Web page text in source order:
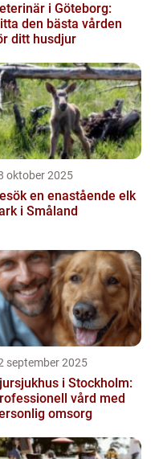
i Göteborg:
den bästa vården
ditt husdjur
oktober 2025
en enastående elk
i Småland
september 2025
i Stockholm:
vård med
omsorg